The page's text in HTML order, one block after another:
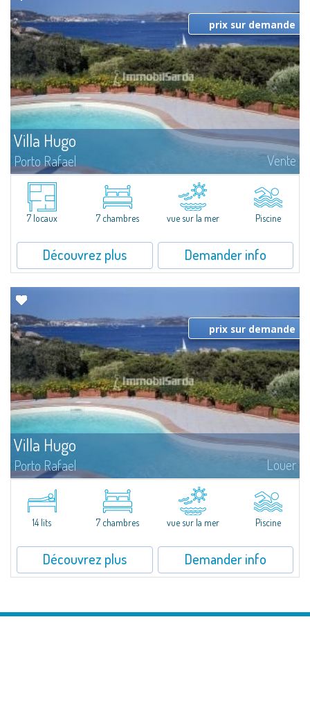
Villa Hugo
Porto Rafael Vente
Dans la pittoresque Porto Rafael, se dresse cette splendide propriété à
l'extraordinaire vue mer. Au cœur d'un merveilleux jardin de 5000 m² ,
Villa Hugo se...
prix sur demande
7 locaux 7 chambres vue sur la mer Piscine
Découvrez plus Demander info
Villa Hugo
Porto Rafael Louer
Dans la pittoresque Porto Rafael, se dresse cette splendide propriété à
l'extraordinaire vue mer. Au cœur d'un merveilleux jardin de 5000 m² ,
Villa Hugo se...
prix sur demande
14 lits 7 chambres vue sur la mer Piscine
Découvrez plus Demander info